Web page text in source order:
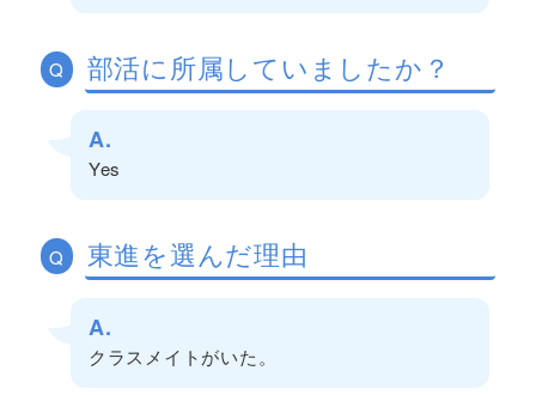
Q 部活に所属していましたか？
A.
Yes
Q 東進を選んだ理由
A.
クラスメイトがいた。